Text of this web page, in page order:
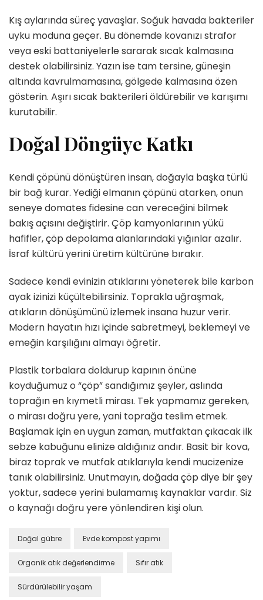
Kış aylarında süreç yavaşlar. Soğuk havada bakteriler
uyku moduna geçer. Bu dönemde kovanızı strafor
veya eski battaniyelerle sararak sıcak kalmasına
destek olabilirsiniz. Yazın ise tam tersine, güneşin
altında kavrulmamasına, gölgede kalmasına özen
gösterin. Aşırı sıcak bakterileri öldürebilir ve karışımı
kurutabilir.
Doğal Döngüye Katkı
Kendi çöpünü dönüştüren insan, doğayla başka türlü
bir bağ kurar. Yediği elmanın çöpünü atarken, onun
seneye domates fidesine can vereceğini bilmek
bakış açısını değiştirir. Çöp kamyonlarının yükü
hafifler, çöp depolama alanlarındaki yığınlar azalır.
İsraf kültürü yerini üretim kültürüne bırakır.
Sadece kendi evinizin atıklarını yöneterek bile karbon
ayak izinizi küçültebilirsiniz. Toprakla uğraşmak,
atıkların dönüşümünü izlemek insana huzur verir.
Modern hayatın hızı içinde sabretmeyi, beklemeyi ve
emeğin karşılığını almayı öğretir.
Plastik torbalara doldurup kapının önüne
koyduğumuz o “çöp” sandığımız şeyler, aslında
toprağın en kıymetli mirası. Tek yapmamız gereken,
o mirası doğru yere, yani toprağa teslim etmek.
Başlamak için en uygun zaman, mutfaktan çıkacak ilk
sebze kabuğunu elinize aldığınız andır. Basit bir kova,
biraz toprak ve mutfak atıklarıyla kendi mucizenize
tanık olabilirsiniz. Unutmayın, doğada çöp diye bir şey
yoktur, sadece yerini bulamamış kaynaklar vardır. Siz
o kaynağı doğru yere yönlendiren kişi olun.
Doğal gübre Evde kompost yapımı
Organik atık değerlendirme Sıfır atık
Sürdürülebilir yaşam